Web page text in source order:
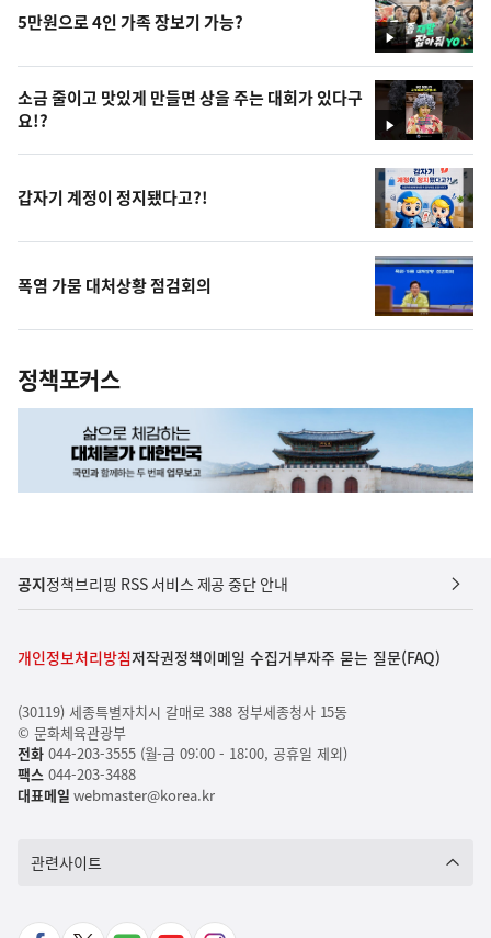
영
상
5만원으로 4인 가족 장보기 가능?
영
상
소금 줄이고 맛있게 만들면 상을 주는 대회가 있다구
요!?
갑자기 계정이 정지됐다고?!
폭염 가뭄 대처상황 점검회의
정책포커스
공지정책브리핑 RSS 서비스 제공 중단 안내
개인정보처리방침저작권정책이메일 수집거부자주 묻는 질문(FAQ)
(30119) 세종특별자치시 갈매로 388 정부세종청사 15동
© 문화체육관광부
전화044-203-3555 (월-금 09:00 - 18:00, 공휴일 제외)
팩스044-203-3488
대표메일 webmaster@korea.kr
관련사이트